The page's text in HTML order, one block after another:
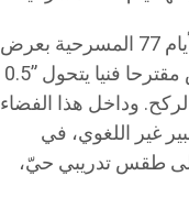
وأسدل الستار على افتتاح الدورة الثانية عشرة والأولى دوليا لأيام 77 المسرحية بعرض “Résilience
0.5” لطلبة المستوى الأول من التكوين في “مدرسة 77” وقدم أبطال هذا العرض مقترحا فنيا يتحول
وداخل هذا الفضاء
غير اللغوي، في
طقس تدريبي حيّ،